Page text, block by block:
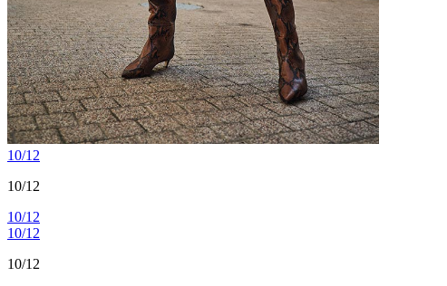
10/12
10/12
10/12
10/12
10/12